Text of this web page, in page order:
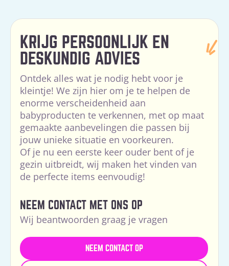
KRIJG PERSOONLIJK EN
DESKUNDIG ADVIES
Ontdek alles wat je nodig hebt voor je
kleintje! We zijn hier om je te helpen de
enorme verscheidenheid aan
babyproducten te verkennen, met op maat
gemaakte aanbevelingen die passen bij
jouw unieke situatie en voorkeuren.
Of je nu een eerste keer ouder bent of je
gezin uitbreidt, wij maken het vinden van
de perfecte items eenvoudig!
NEEM CONTACT MET ONS OP
Wij beantwoorden graag je vragen
NEEM CONTACT OP